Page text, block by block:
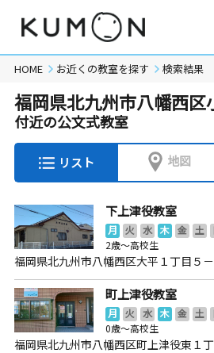
HOME お近くの教室を探す 検索結果
福岡県北九州市八幡西区
付近の公文式教室
リスト 地図
下上津役教室
月 火 水 木 金 土
2歳～高校生
福岡県北九州市八幡西区大平１丁目５
町上津役教室
月 火 水 木 金 土
0歳～高校生
福岡県北九州市八幡西区町上津役東１